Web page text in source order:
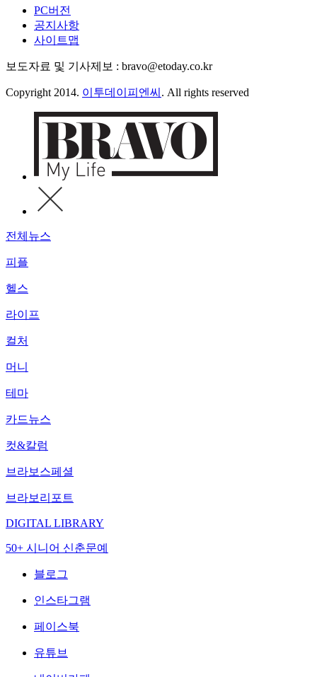
PC버전
공지사항
사이트맵
보도자료 및 기사제보 : bravo@etoday.co.kr
Copyright 2014. 이투데이피엔씨 . All rights reserved
전체뉴스
피플
헬스
라이프
컬처
머니
테마
카드뉴스
컷&칼럼
브라보스페셜
브라보리포트
DIGITAL LIBRARY
50+ 시니어 신춘문예
블로그
인스타그램
페이스북
유튜브